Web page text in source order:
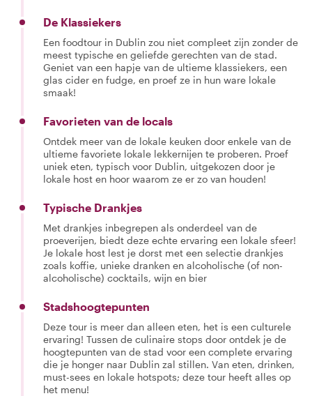
De Klassiekers
Een foodtour in Dublin zou niet compleet zijn zonder de
meest typische en geliefde gerechten van de stad.
Geniet van een hapje van de ultieme klassiekers, een
glas cider en fudge, en proef ze in hun ware lokale
smaak!
Favorieten van de locals
Ontdek meer van de lokale keuken door enkele van de
ultieme favoriete lokale lekkernijen te proberen. Proef
uniek eten, typisch voor Dublin, uitgekozen door je
lokale host en hoor waarom ze er zo van houden!
Typische Drankjes
Met drankjes inbegrepen als onderdeel van de
proeverijen, biedt deze echte ervaring een lokale sfeer!
Je lokale host lest je dorst met een selectie drankjes
zoals koffie, unieke dranken en alcoholische (of non-
alcoholische) cocktails, wijn en bier
Stadshoogtepunten
Deze tour is meer dan alleen eten, het is een culturele
ervaring! Tussen de culinaire stops door ontdek je de
hoogtepunten van de stad voor een complete ervaring
die je honger naar Dublin zal stillen. Van eten, drinken,
must-sees en lokale hotspots; deze tour heeft alles op
het menu!